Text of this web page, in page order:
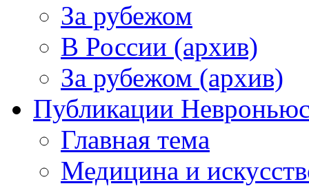
За рубежом
В России (архив)
За рубежом (архив)
Публикации
Главная тема
Медицина и